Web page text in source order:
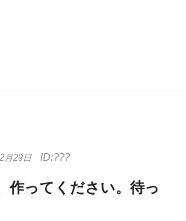
月29日
作ってください。待っ